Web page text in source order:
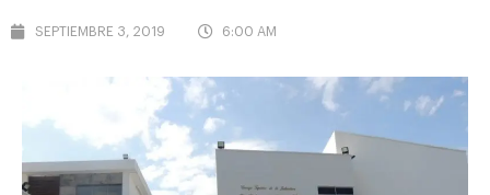
SEPTIEMBRE 3, 2019 6:00 AM